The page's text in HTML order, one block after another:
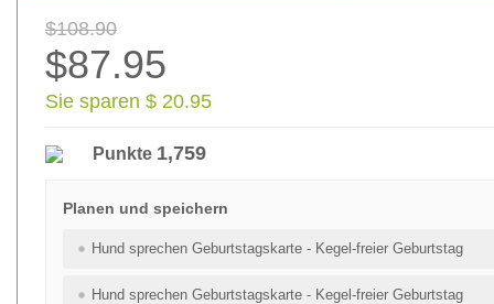
$108.90
$87.95
Sie sparen $ 20.95
Punkte 1,759
Planen und speichern
Hund sprechen Geburtstagskarte - Kegel-freier Geburtstag
Hund sprechen Geburtstagskarte - Kegel-freier Geburtstag